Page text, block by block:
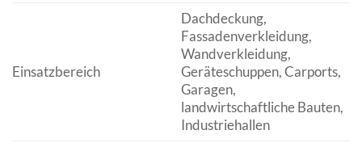
Einsatzbereich
Dachdeckung,
Fassadenverkleidung,
Wandverkleidung,
Geräteschuppen, Carports,
Garagen,
landwirtschaftliche Bauten,
Industriehallen